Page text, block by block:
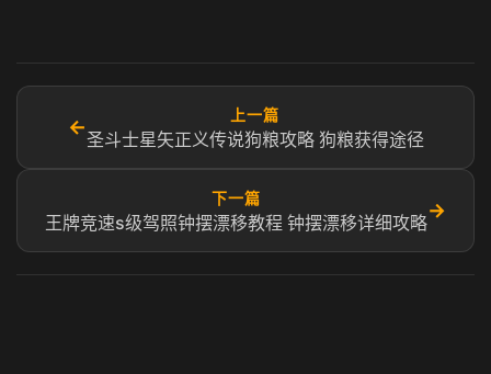
←
上一篇
圣斗士星矢正义传说狗粮攻略 狗粮获得途径
下一篇
王牌竞速s级驾照钟摆漂移教程 钟摆漂移详细攻略
→